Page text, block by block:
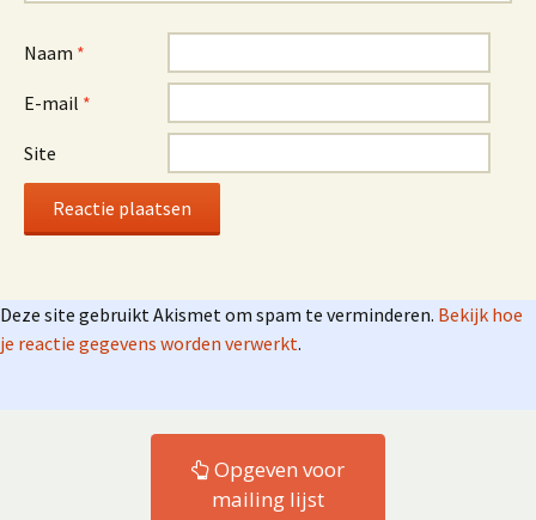
Naam *
E-mail *
Site
Deze site gebruikt Akismet om spam te verminderen. Bekijk hoe
je reactie gegevens worden verwerkt.
Opgeven voor
mailing lijst